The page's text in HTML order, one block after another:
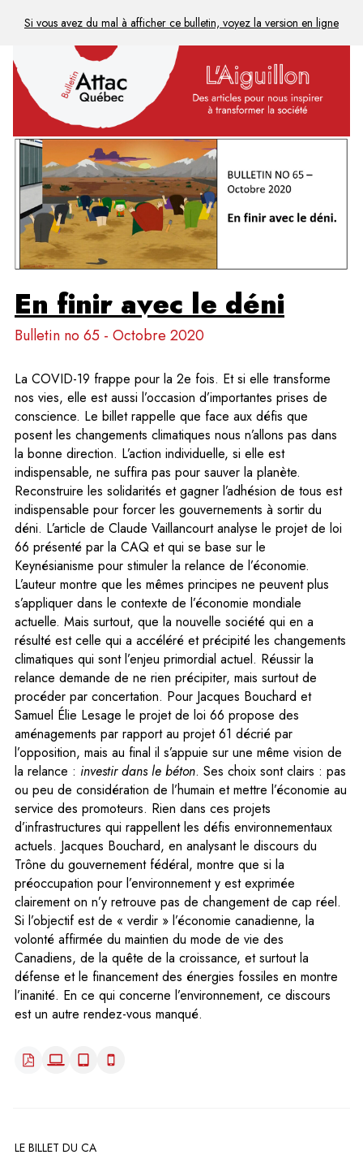
Si vous avez du mal à afficher ce bulletin, voyez la version en ligne
En finir avec le déni
Bulletin no 65 - Octobre 2020
La COVID-19 frappe pour la 2e fois. Et si elle transforme
nos vies, elle est aussi l’occasion d’importantes prises de
conscience. Le billet rappelle que face aux défis que
posent les changements climatiques nous n’allons pas dans
la bonne direction. L’action individuelle, si elle est
indispensable, ne suffira pas pour sauver la planète.
Reconstruire les solidarités et gagner l’adhésion de tous est
indispensable pour forcer les gouvernements à sortir du
déni. L’article de Claude Vaillancourt analyse le projet de loi
66 présenté par la CAQ et qui se base sur le
Keynésianisme pour stimuler la relance de l’économie.
L’auteur montre que les mêmes principes ne peuvent plus
s’appliquer dans le contexte de l’économie mondiale
actuelle. Mais surtout, que la nouvelle société qui en a
résulté est celle qui a accéléré et précipité les changements
climatiques qui sont l’enjeu primordial actuel. Réussir la
relance demande de ne rien précipiter, mais surtout de
procéder par concertation. Pour Jacques Bouchard et
Samuel Élie Lesage le projet de loi 66 propose des
aménagements par rapport au projet 61 décrié par
l’opposition, mais au final il s’appuie sur une même vision de
la relance : investir dans le béton. Ses choix sont clairs : pas
ou peu de considération de l’humain et mettre l’économie au
service des promoteurs. Rien dans ces projets
d’infrastructures qui rappellent les défis environnementaux
actuels. Jacques Bouchard, en analysant le discours du
Trône du gouvernement fédéral, montre que si la
préoccupation pour l’environnement y est exprimée
clairement on n’y retrouve pas de changement de cap réel.
Si l’objectif est de « verdir » l’économie canadienne, la
volonté affirmée du maintien du mode de vie des
Canadiens, de la quête de la croissance, et surtout la
défense et le financement des énergies fossiles en montre
l’inanité. En ce qui concerne l’environnement, ce discours
est un autre rendez-vous manqué.
LE BILLET DU CA